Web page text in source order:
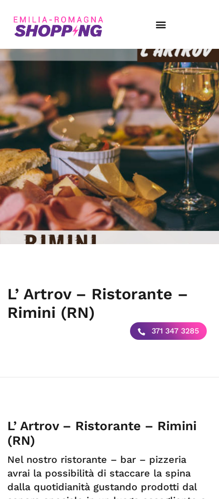
L’ Artrov – Ristorante –
Rimini (RN)
371 347 3285
L’ Artrov – Ristorante – Rimini
(RN)
Nel nostro ristorante – bar – pizzeria
avrai la possibilità di staccare la spina
dalla quotidianità gustando prodotti dal